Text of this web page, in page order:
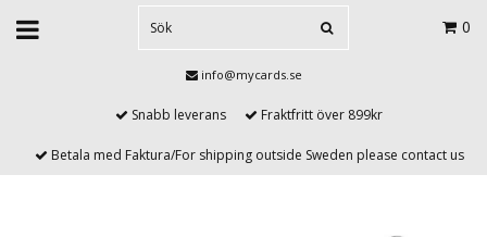
0
info@mycards.se
Snabb leverans Fraktfritt över 899kr
Betala med Faktura/For shipping outside Sweden please contact us